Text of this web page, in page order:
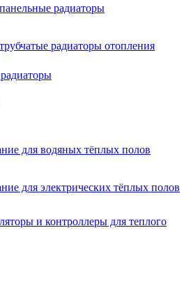
радиаторы
радиаторы отопления
для водяных тёплых полов
для электрических тёплых полов
и контроллеры для теплого